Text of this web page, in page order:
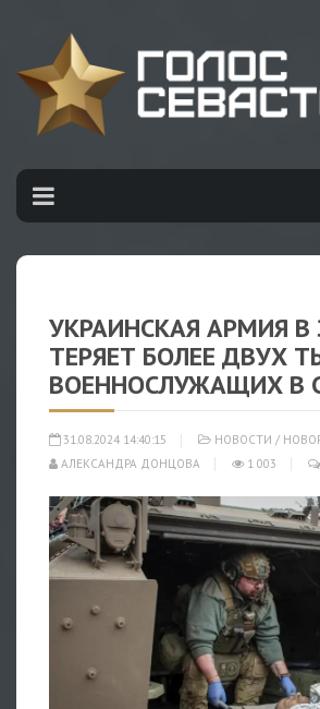
УКРАИНСКАЯ АРМИЯ В
ТЕРЯЕТ БОЛЕЕ ДВУХ
ВОЕННОСЛУЖАЩИХ В
31.08.2024 14:40:15 НОВОСТИ /
АЛЕКСАНДРА ДОНЦОВА
1 003